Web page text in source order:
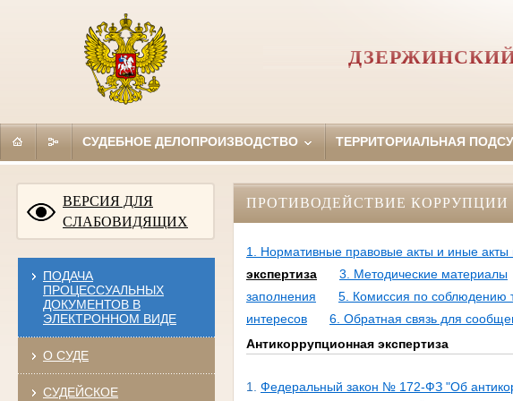
СУДЕБНОЕ ДЕЛОПРОИЗВОДСТВО ТЕРРИТОРИАЛЬНАЯ
ВЕРСИЯ ДЛЯ
СЛАБОВИДЯЩИХ
ПОДАЧА
ПРОЦЕССУАЛЬНЫХ
ДОКУМЕНТОВ В
ЭЛЕКТРОННОМ ВИДЕ
О СУДЕ
СУДЕЙСКОЕ
ПРОТИВОДЕЙСТВИЕ КОРРУПЦИИ
1. Нормативные правовые акты и иные акты
экспертиза
3. Методические материалы
заполнения
5. Комиссия по соблюдению
интересов
6. Обратная связь для
Антикоррупционная экспертиза
1. Федеральный закон № 172-ФЗ "Об